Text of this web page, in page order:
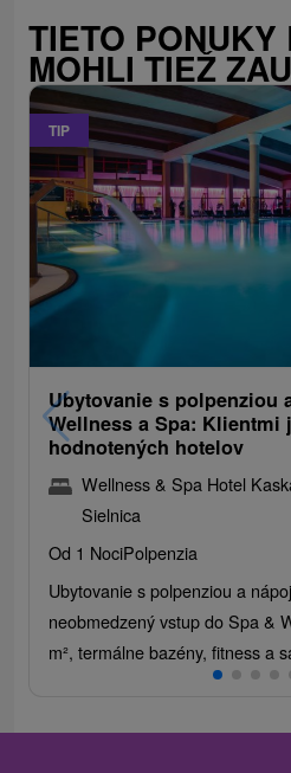
TIETO PONUKY
MOHLI TIEŽ
TIP
Ubytovanie s polpenziou
Wellness a Spa: Klientmi
hodnotených hotelov
Wellness & Spa Hotel
Sielnica
Od 1 NociPolpenzia
Ubytovanie s polpenziou a
neobmedzený vstup do Spa &
m², termálne bazény, fitness a